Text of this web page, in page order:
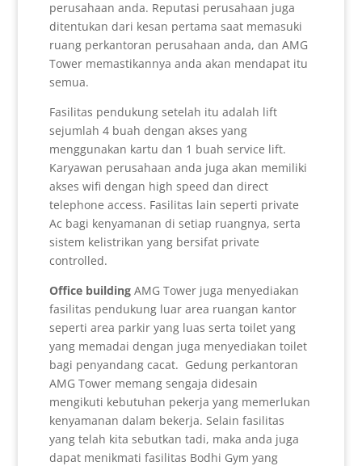
perusahaan anda. Reputasi perusahaan juga
ditentukan dari kesan pertama saat memasuki
ruang perkantoran perusahaan anda, dan AMG
Tower memastikannya anda akan mendapat itu
semua.
Fasilitas pendukung setelah itu adalah lift
sejumlah 4 buah dengan akses yang
menggunakan kartu dan 1 buah service lift.
Karyawan perusahaan anda juga akan memiliki
akses wifi dengan high speed dan direct
telephone access. Fasilitas lain seperti private
Ac bagi kenyamanan di setiap ruangnya, serta
sistem kelistrikan yang bersifat private
controlled.
Office buildingAMG Tower juga menyediakan
fasilitas pendukung luar area ruangan kantor
seperti area parkir yang luas serta toilet yang
yang memadai dengan juga menyediakan toilet
bagi penyandang cacat. Gedung perkantoran
AMG Tower memang sengaja didesain
mengikuti kebutuhan pekerja yang memerlukan
kenyamanan dalam bekerja. Selain fasilitas
yang telah kita sebutkan tadi, maka anda juga
dapat menikmati fasilitas Bodhi Gym yang